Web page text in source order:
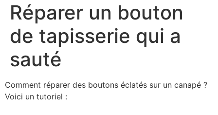
Réparer un bouton
de tapisserie qui a
sauté
Comment réparer des boutons éclatés sur un canapé ?
Voici un tutoriel :